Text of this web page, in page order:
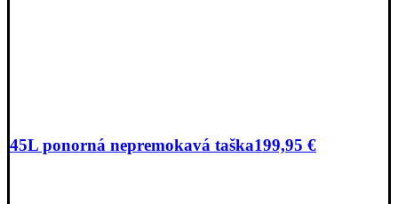
45L ponorná nepremokavá taška199,95 €